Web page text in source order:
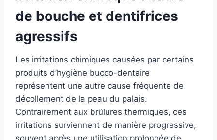
de bouche et dentifrices
agressifs
Les irritations chimiques causées par certains
produits d’hygiène bucco-dentaire
représentent une autre cause fréquente de
décollement de la peau du palais.
Contrairement aux brûlures thermiques, ces
irritations surviennent de manière progressive,
souvent après une utilisation prolongée de